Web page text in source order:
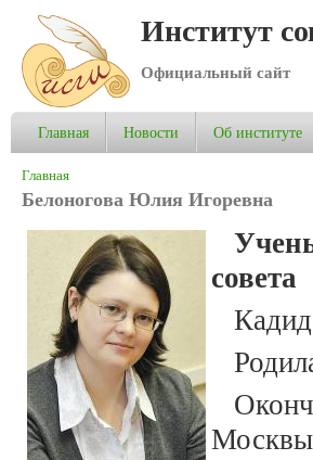
Институт
Официальный сайт
Главная Новости Об институте
Вы здесь
Главная
Белоногова Юлия Игоревна
совета